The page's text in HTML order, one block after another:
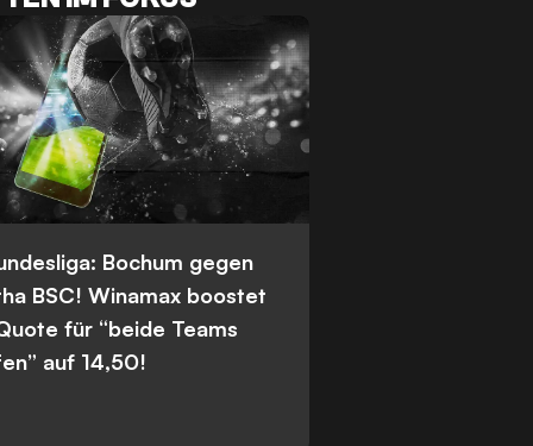
Bochum gegen
BSC! Winamax boostet
für “beide Teams
auf 14,50!